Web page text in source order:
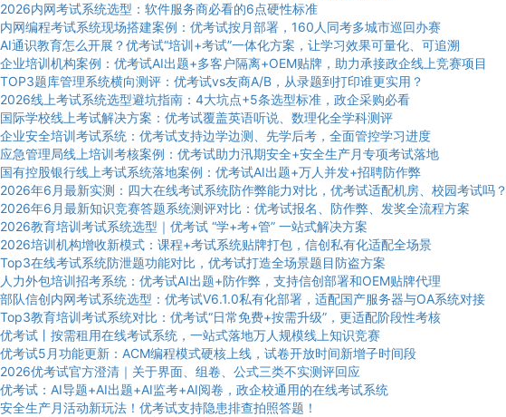
2026内网考试系统选型：软件服务商必看的6点硬性标准
内网编程考试系统现场搭建案例：优考试按月部署，160人同考多城市巡回办赛
AI通识教育怎么开展？优考试“培训+考试”一体化方案，让学习效果可量化、可追溯
企业培训机构案例：优考试AI出题+多客户隔离+OEM贴牌，助力承接政企线上竞赛项目
TOP3题库管理系统横向测评：优考试vs友商A/B，从录题到打印谁更实用？
2026线上考试系统选型避坑指南：4大坑点+5条选型标准，政企采购必看
国际学校线上考试解决方案：优考试覆盖英语听说、数理化全学科测评
企业安全培训考试系统：优考试支持边学边测、先学后考，全面管控学习进度
应急管理局线上培训考核案例：优考试助力汛期安全+安全生产月专项考试落地
国有控股银行线上考试系统落地案例：优考试AI出题+万人并发+招聘防作弊
2026年6月最新实测：四大在线考试系统防作弊能力对比，优考试适配机房、校园考试吗？
2026年6月最新知识竞赛答题系统测评对比：优考试报名、防作弊、发奖全流程方案
2026教育培训考试系统选型｜优考试 “学+考+管” 一站式解决方案
2026培训机构增收新模式：课程+考试系统贴牌打包，信创私有化适配全场景
Top3在线考试系统防泄题功能对比，优考试打造全场景题目防盗方案
人力外包培训招考系统：优考试AI出题+防作弊，支持信创部署和OEM贴牌代理
部队信创内网考试系统选型：优考试V6.1.0私有化部署，适配国产服务器与OA系统对接
Top3教育培训考试系统对比：优考试“日常免费+按需升级”，更适配阶段性考核
优考试丨按需租用在线考试系统，一站式落地万人规模线上知识竞赛
优考试5月功能更新：ACM编程模式硬核上线，试卷开放时间新增子时间段
2026优考试官方澄清｜关于界面、组卷、公式三类不实测评回应
优考试：AI导题+AI出题+AI监考+AI阅卷，政企校通用的在线考试系统
安全生产月活动新玩法！优考试支持隐患排查拍照答题！